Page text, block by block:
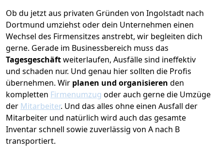
Ob du jetzt aus privaten Gründen von Ingolstadt nach
Dortmund umziehst oder dein Unternehmen einen
Wechsel des Firmensitzes anstrebt, wir begleiten dich
gerne. Gerade im Businessbereich muss das
Tagesgeschäftweiterlaufen, Ausfälle sind ineffektiv
und schaden nur. Und genau hier sollten die Profis
übernehmen. Wir planen und organisieren den
kompletten Firmenumzug oder auch gerne die Umzüge
der Mitarbeiter. Und das alles ohne einen Ausfall der
Mitarbeiter und natürlich wird auch das gesamte
Inventar schnell sowie zuverlässig von A nach B
transportiert.